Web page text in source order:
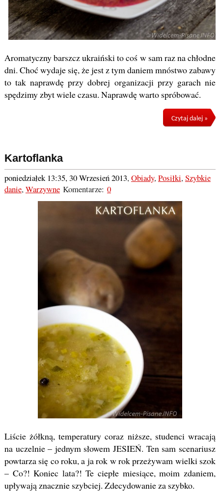
Aromatyczny barszcz ukraiński to coś w sam raz na chłodne
dni. Choć wydaje się, że jest z tym daniem mnóstwo zabawy
to tak naprawdę przy dobrej organizacji przy garach nie
spędzimy zbyt wiele czasu. Naprawdę warto spróbować.
Czytaj dalej »
Kartoflanka
poniedziałek 13:35, 30 Wrzesień 2013,Obiady,Posiłki,Szybkie
danie,WarzywneKomentarze: 0
Liście żółkną, temperatury coraz niższe, studenci wracają
na uczelnie – jednym słowem JESIEŃ. Ten sam scenariusz
powtarza się co roku, a ja rok w rok przeżywam wielki szok
– Co?! Koniec lata?! Te ciepłe miesiące, moim zdaniem,
upływają znacznie szybciej. Zdecydowanie za szybko.